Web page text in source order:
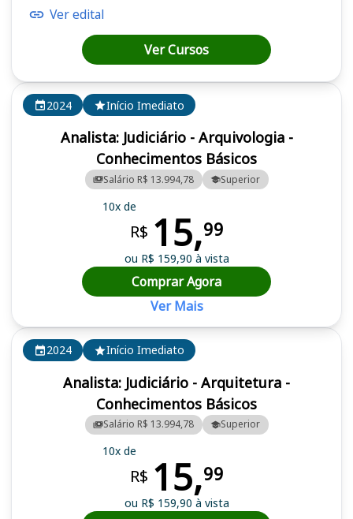
2024 Início Imediato
Analista: Judiciário - Arquitetura -
Conhecimentos Básicos
Salário R$ 13.994,78 Superior
10x de
R$ 15,99
ou R$ 159,90 à vista
2024 Início Imediato
Analista: Judiciário - Arquivologia -
Conhecimentos Básicos
Salário R$ 13.994,78 Superior
10x de
R$ 15,99
ou R$ 159,90 à vista
Comprar Agora
Ver Mais
Ver edital
Ver Cursos